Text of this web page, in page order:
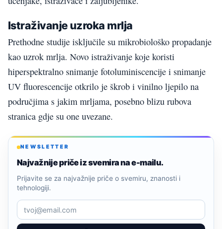
Istraživanje uzroka mrlja
Prethodne studije isključile su mikrobiološko propadanje
kao uzrok mrlja. Novo istraživanje koje koristi
hiperspektralno snimanje fotoluminiscencije i snimanje
UV fluorescencije otkrilo je škrob i vinilno ljepilo na
područjima s jakim mrljama, posebno blizu rubova
stranica gdje su one uvezane.
NEWSLETTER
Najvažnije priče iz svemira na e-mailu.
Prijavite se za najvažnije priče o svemiru, znanosti i
tehnologiji.